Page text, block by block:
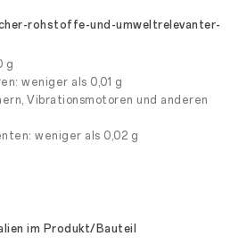
rohstoffe-und-umweltrelevanter-
g
weniger als 0,01 g
Vibrationsmotoren und anderen
weniger als 0,02 g
im Produkt/Bauteil